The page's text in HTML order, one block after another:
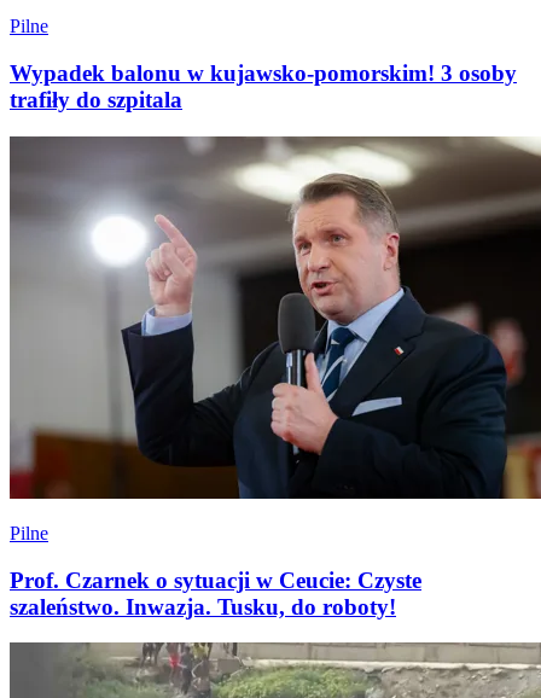
Pilne
Wypadek balonu w kujawsko-pomorskim! 3 osoby
trafiły do szpitala
Pilne
Prof. Czarnek o sytuacji w Ceucie: Czyste
szaleństwo. Inwazja. Tusku, do roboty!